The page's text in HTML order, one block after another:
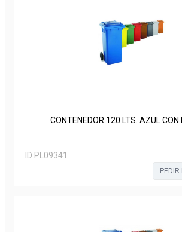
CONTENEDOR 120 LTS. AZUL CON
ID:PL09341